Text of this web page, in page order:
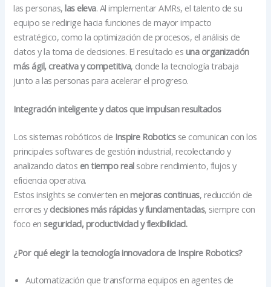
las personas,las eleva. Al implementar AMRs, el talento de su
equipo se redirige hacia funciones de mayor impacto
estratégico, como la optimización de procesos, el análisis de
datos y la toma de decisiones. El resultado es una organización
más ágil, creativa y competitiva, donde la tecnología trabaja
junto a las personas para acelerar el progreso.
Integración inteligente y datos que impulsan resultados
Los sistemas robóticos de Inspire Roboticsse comunican con los
principales softwares de gestión industrial, recolectando y
analizando datos en tiempo real sobre rendimiento, flujos y
eficiencia operativa.
Estos insights se convierten enmejoras continuas, reducción de
errores y decisiones más rápidas y fundamentadas, siempre con
foco enseguridad, productividad y flexibilidad.
¿Por qué elegir la tecnología innovadora de Inspire Robotics?
Automatización que transforma equipos en agentes de